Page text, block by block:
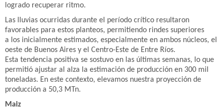
logrado recuperar ritmo.
Las lluvias ocurridas durante el período crítico resultaron
favorables para estos planteos, permitiendo rindes superiores
a los inicialmente estimados, especialmente en ambos núcleos, el
oeste de Buenos Aires y el Centro-Este de Entre Ríos.
Esta tendencia positiva se sostuvo en las últimas semanas, lo que
permitió ajustar al alza la estimación de producción en 300 mil
toneladas. En este contexto, elevamos nuestra proyección de
producción a 50,3 MTn.
Maiz